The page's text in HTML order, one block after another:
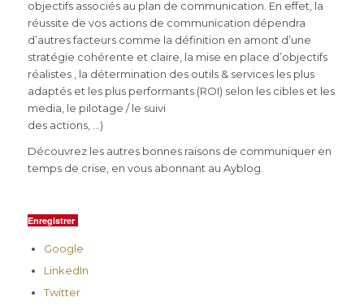
objectifs associés au plan de communication. En effet, la
réussite de vos actions de communication dépendra
d’autres facteurs comme la définition en amont d’une
stratégie cohérente et claire, la mise en place d’objectifs
réalistes , la détermination des outils & services les plus
adaptés et les plus performants (ROI) selon les cibles et les
media, le pilotage / le suivi
des actions, …)
Découvrez les autres bonnes raisons de communiquer en
temps de crise, en vous abonnant au Ayblog.
Enregistrer
Google
LinkedIn
Twitter